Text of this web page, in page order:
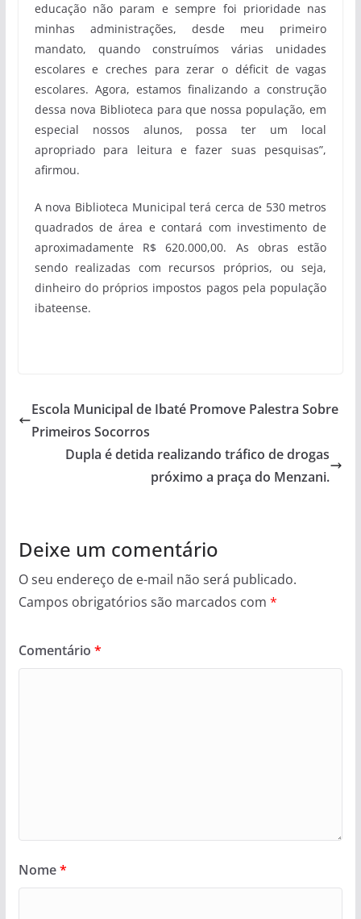
educação não param e sempre foi prioridade nas
minhas administrações, desde meu primeiro
mandato, quando construímos várias unidades
escolares e creches para zerar o déficit de vagas
escolares. Agora, estamos finalizando a construção
dessa nova Biblioteca para que nossa população, em
especial nossos alunos, possa ter um local
apropriado para leitura e fazer suas pesquisas”,
afirmou.
A nova Biblioteca Municipal terá cerca de 530 metros
quadrados de área e contará com investimento de
aproximadamente R$ 620.000,00. As obras estão
sendo realizadas com recursos próprios, ou seja,
dinheiro do próprios impostos pagos pela população
ibateense.
Escola Municipal de Ibaté Promove Palestra Sobre
Primeiros Socorros
Dupla é detida realizando tráfico de drogas
próximo a praça do Menzani.
Deixe um comentário
O seu endereço de e-mail não será publicado.
Campos obrigatórios são marcados com *
Comentário *
Nome*